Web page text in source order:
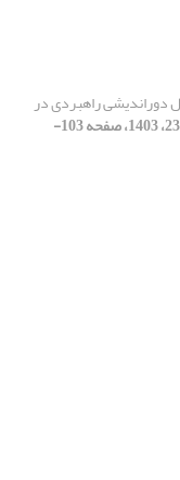
دوراندیشی راهبردی در
[دوره 21، شماره 23، 1403، صفحه 103-